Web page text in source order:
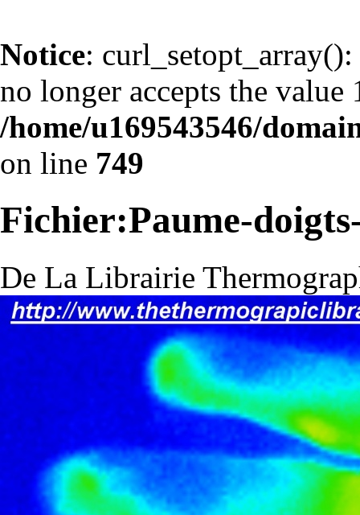
Notice:
no longer accepts the
/home/u169543546/
on line 749
Fichier:Paume-
De La Librairie